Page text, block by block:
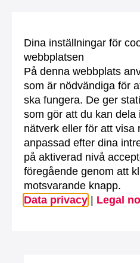
Dina inställningar för
webbplatsen
På denna webbplats
som är nödvändiga för
ska fungera. De ger
som gör att du kan dela
nätverk eller för att visa
anpassad efter dina
på aktiverad nivå
föregående genom att
motsvarande knapp.
Data privacy
Legal